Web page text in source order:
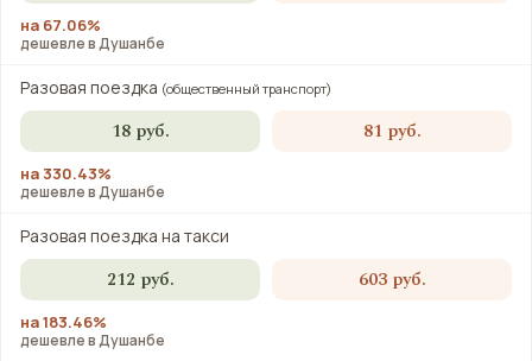
на 67.06%
дешевле в Душанбе
Разовая поездка (общественный транспорт)
18 руб. 81 руб.
на 330.43%
дешевле в Душанбе
Разовая поездка на такси
212 руб. 603 руб.
на 183.46%
дешевле в Душанбе